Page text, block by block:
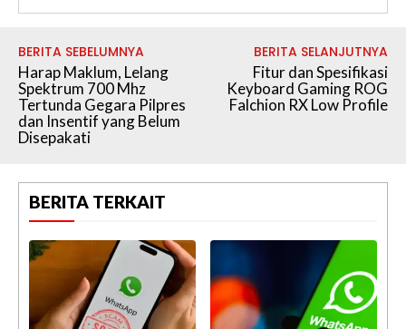
BERITA SEBELUMNYA
Harap Maklum, Lelang
Spektrum 700 Mhz
Tertunda Gegara Pilpres
dan Insentif yang Belum
Disepakati
BERITA SELANJUTNYA
Fitur dan Spesifikasi
Keyboard Gaming ROG
Falchion RX Low Profile
BERITA TERKAIT